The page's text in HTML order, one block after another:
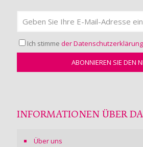
Ich stimme der Datenschutzerklärung
INFORMATIONEN ÜBER
Über uns